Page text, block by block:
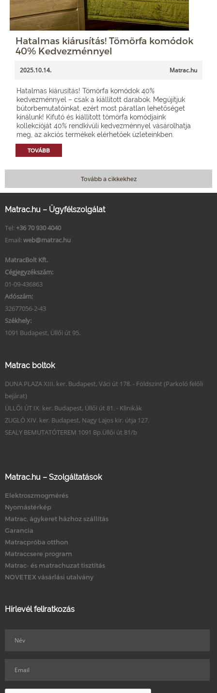
Hatalmas kiárusítás! Tömörfa komódok
40% Kedvezménnyel
2025.10.14. Matrac.hu
Hatalmas kiárusítás! Tömörfa komódok 40%
kedvezménnyel – csak a kiállított darabok. Megújítjuk
bútorbemutatóinkat, ezért most páratlan lehetőséget
kínálunk! Kifutó és kiállított tömörfa komódjaink
kollekcióját 40% rendkívüli kedvezménnyel vásárolhatja
meg, az akciós termékek elérhetőek üzleteinkben.
TOVÁBB
Tovább a cikkekhez
Matrac.hu – Ügyfélszolgálat
Tel: +36 70 930 4040
Email: web@matrac.hu
MatracBolt Kft.
Cégjegyzékszám:
01-09-436863
Adószám:
32677056-2-43
Székhely:
1091 Budapest, Üllői út 95.
Matrac boltok
DUNA PLAZA XIII. ker. Budapest, Váci út 178. - Földszint (Parkoló felőli
bejárat)
ÜLLŐI ÚT IX. ker. Budapest, Üllői út 81. - Klinikák
ZUGLÓ XIV. ker. Budapest, Nagy Lajos kir. útja 127.
SEALY BEMUTATÓTEREM 1091 Bp.Üllői út 81/b
Matrac.hu – Szolgáltatások
Elektroszmogmérés
Nyomástérkép
Matrac, ágykeret házhoz szállítás
Garancia
Matracpróba otthon
Matraccsere program
Matrac- és matrachuzat tisztítás
NOVETEX vásárlási utalvány
Hírlevél feliratkozás